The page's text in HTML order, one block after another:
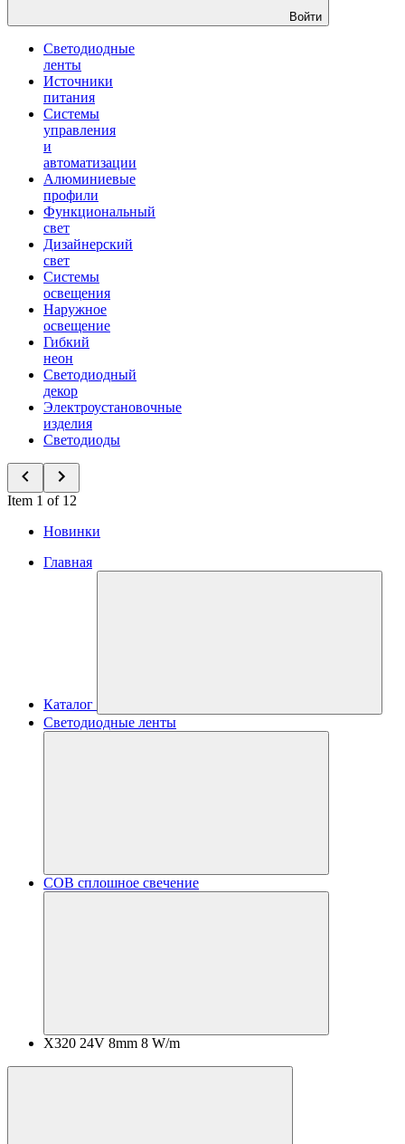
Войти
Светодиодные
ленты
Источники
питания
Системы
управления
и
автоматизации
Алюминиевые
профили
Функциональный
свет
Дизайнерский
свет
Системы
освещения
Наружное
освещение
Гибкий
неон
Светодиодный
декор
Электроустановочные
изделия
Светодиоды
Item 1 of 12
Новинки
Главная
Каталог
Светодиодные ленты
COB сплошное свечение
X320 24V 8mm 8 W/m